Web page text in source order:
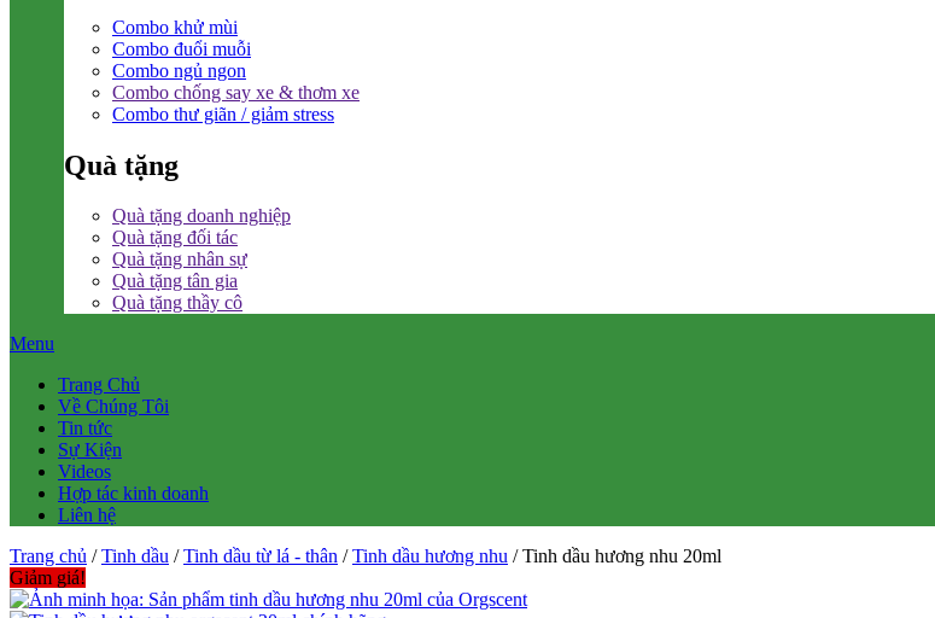
Combo khử mùi
Combo đuổi muỗi
Combo ngủ ngon
Combo chống say xe & thơm xe
Combo thư giãn / giảm stress
Quà tặng
Quà tặng doanh nghiệp
Quà tặng đối tác
Quà tặng nhân sự
Quà tặng tân gia
Quà tặng thầy cô
Menu
Trang Chủ
Về Chúng Tôi
Tin tức
Sự Kiện
Videos
Hợp tác kinh doanh
Liên hệ
Trang chủ /Tinh dầu /Tinh dầu từ lá - thân /Tinh dầu hương nhu / Tinh dầu hương nhu 20ml
Giảm giá!